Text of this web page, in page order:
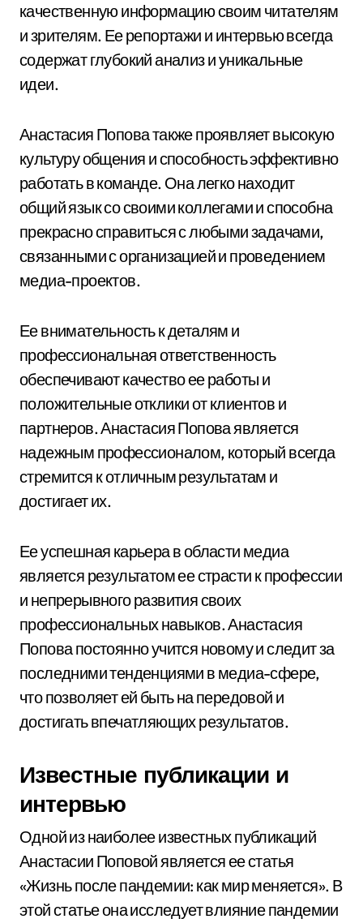
качественную информацию своим читателям
и зрителям. Ее репортажи и интервью всегда
содержат глубокий анализ и уникальные
идеи.
Анастасия Попова также проявляет высокую
культуру общения и способность эффективно
работать в команде. Она легко находит
общий язык со своими коллегами и способна
прекрасно справиться с любыми задачами,
связанными с организацией и проведением
медиа-проектов.
Ее внимательность к деталям и
профессиональная ответственность
обеспечивают качество ее работы и
положительные отклики от клиентов и
партнеров. Анастасия Попова является
надежным профессионалом, который всегда
стремится к отличным результатам и
достигает их.
Ее успешная карьера в области медиа
является результатом ее страсти к профессии
и непрерывного развития своих
профессиональных навыков. Анастасия
Попова постоянно учится новому и следит за
последними тенденциями в медиа-сфере,
что позволяет ей быть на передовой и
достигать впечатляющих результатов.
Известные публикации и
интервью
Одной из наиболее известных публикаций
Анастасии Поповой является ее статья
«Жизнь после пандемии: как мир меняется». В
этой статье она исследует влияние пандемии